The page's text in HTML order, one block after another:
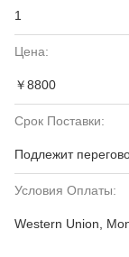
1
Цена:
￥8800
Срок Поставки:
Подлежит
Условия Оплаты:
Western Union,